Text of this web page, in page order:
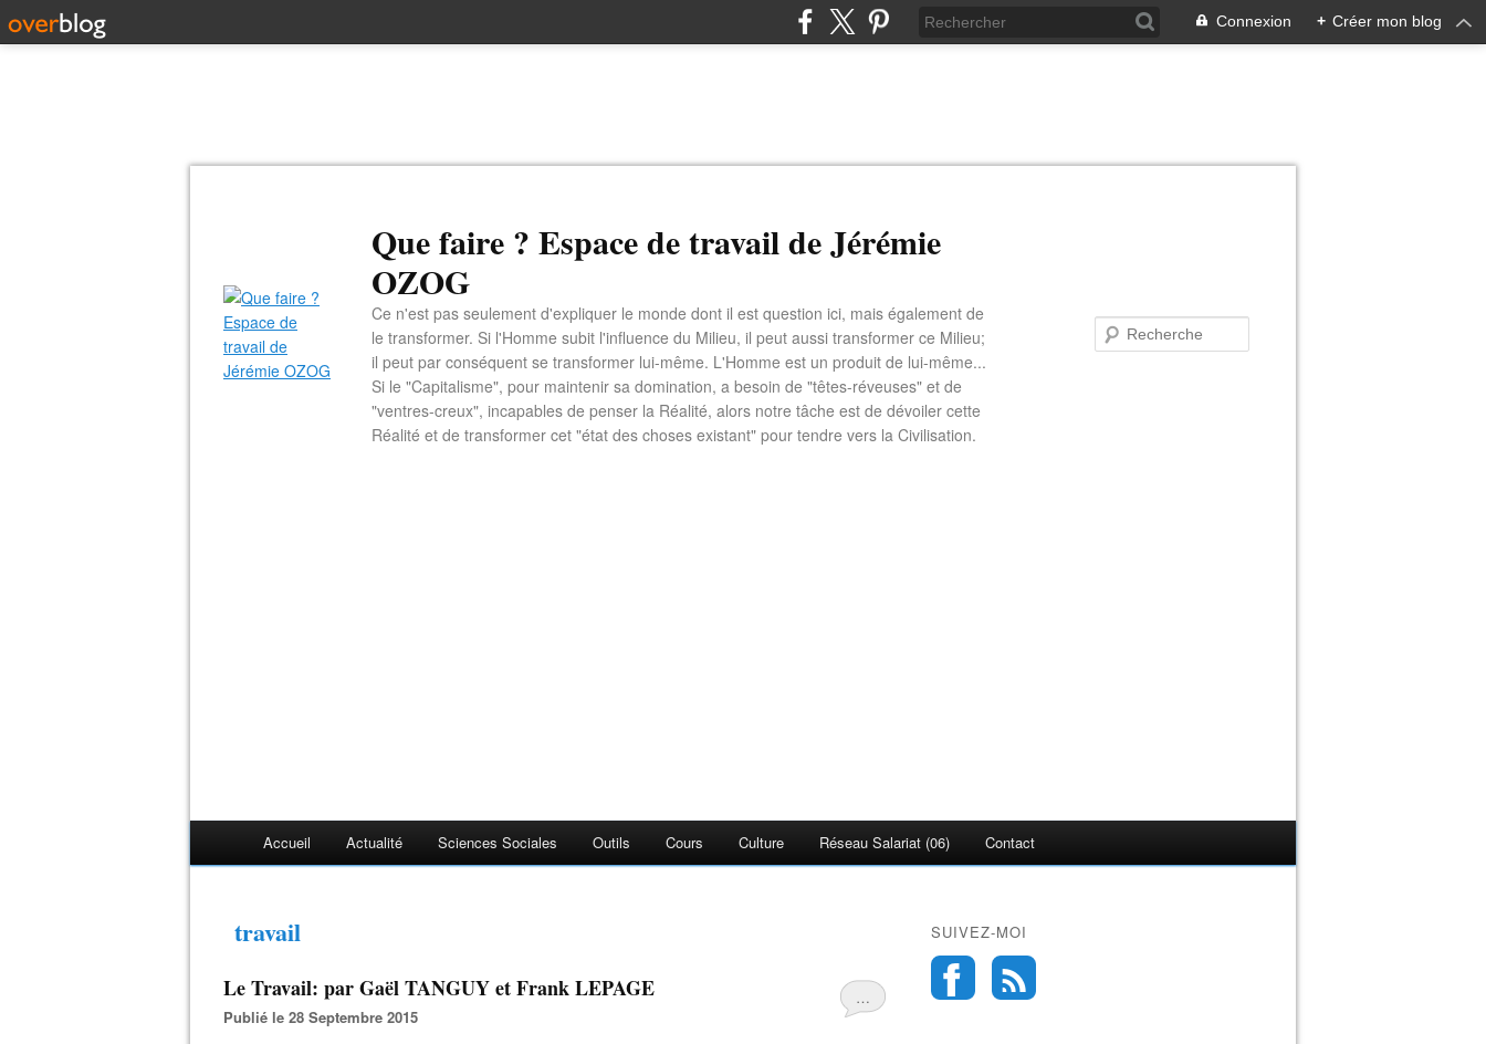
Connexion + Créer mon blog
Que faire ? Espace de travail de Jérémie
OZOG
Ce n'est pas seulement d'expliquer le monde dont il est question ici, mais également de
le transformer. Si l'Homme subit l'influence du Milieu, il peut aussi transformer ce Milieu;
il peut par conséquent se transformer lui-même. L'Homme est un produit de lui-même...
Si le "Capitalisme", pour maintenir sa domination, a besoin de "têtes-réveuses" et de
"ventres-creux", incapables de penser la Réalité, alors notre tâche est de dévoiler cette
Réalité et de transformer cet "état des choses existant" pour tendre vers la Civilisation.
Accueil Actualité Sciences Sociales Outils Cours Culture Réseau Salariat (06) Contact
travail
…
Le Travail: par Gaël TANGUY et Frank LEPAGE
Publié le 28 Septembre 2015
SUIVEZ-MOI